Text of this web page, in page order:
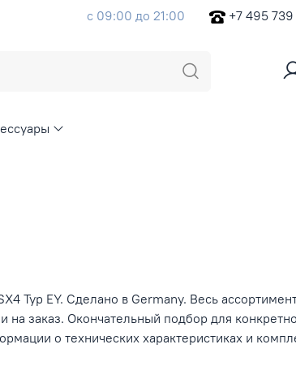
с 09:00 до 21:00 +7 495
Typ EY. Сделано в Germany. Весь
на заказ. Окончательный подбор для
о технических характеристиках и